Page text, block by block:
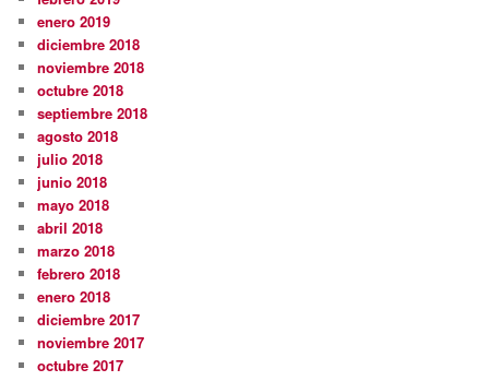
enero 2019
diciembre 2018
noviembre 2018
octubre 2018
septiembre 2018
agosto 2018
julio 2018
junio 2018
mayo 2018
abril 2018
marzo 2018
febrero 2018
enero 2018
diciembre 2017
noviembre 2017
octubre 2017